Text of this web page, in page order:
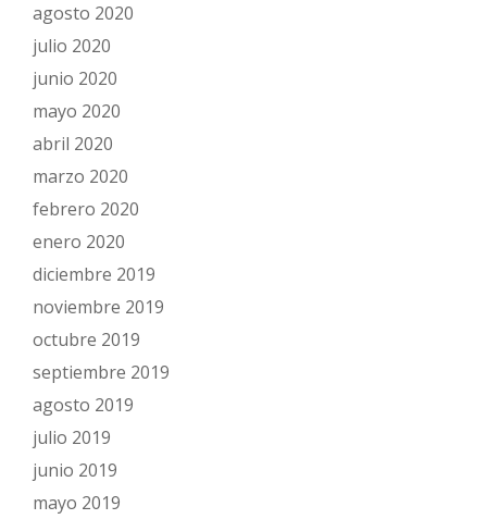
agosto 2020
julio 2020
junio 2020
mayo 2020
abril 2020
marzo 2020
febrero 2020
enero 2020
diciembre 2019
noviembre 2019
octubre 2019
septiembre 2019
agosto 2019
julio 2019
junio 2019
mayo 2019